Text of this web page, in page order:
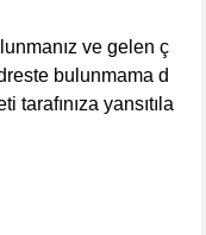
ve gelen ç
bulunmama d
yansıtıla